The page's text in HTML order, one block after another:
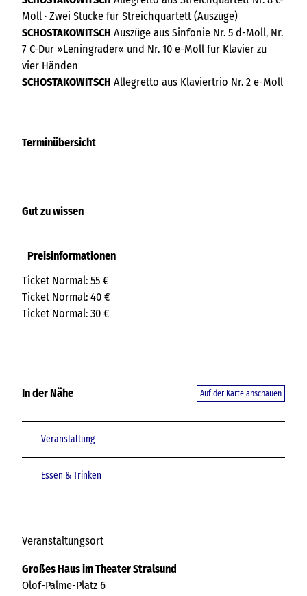
Moll · Zwei Stücke für Streichquartett (Auszüge)
SCHOSTAKOWITSCH Auszüge aus Sinfonie Nr. 5 d-Moll, Nr.
7 C-Dur »Leningrader« und Nr. 10 e-Moll für Klavier zu
vier Händen
SCHOSTAKOWITSCH Allegretto aus Klaviertrio Nr. 2 e-Moll
Terminübersicht
Gut zu wissen
Preisinformationen
Ticket Normal: 55 €
Ticket Normal: 40 €
Ticket Normal: 30 €
In der Nähe Auf der Karte anschauen
Veranstaltung
Essen & Trinken
Veranstaltungsort
Großes Haus im Theater Stralsund
Olof-Palme-Platz 6